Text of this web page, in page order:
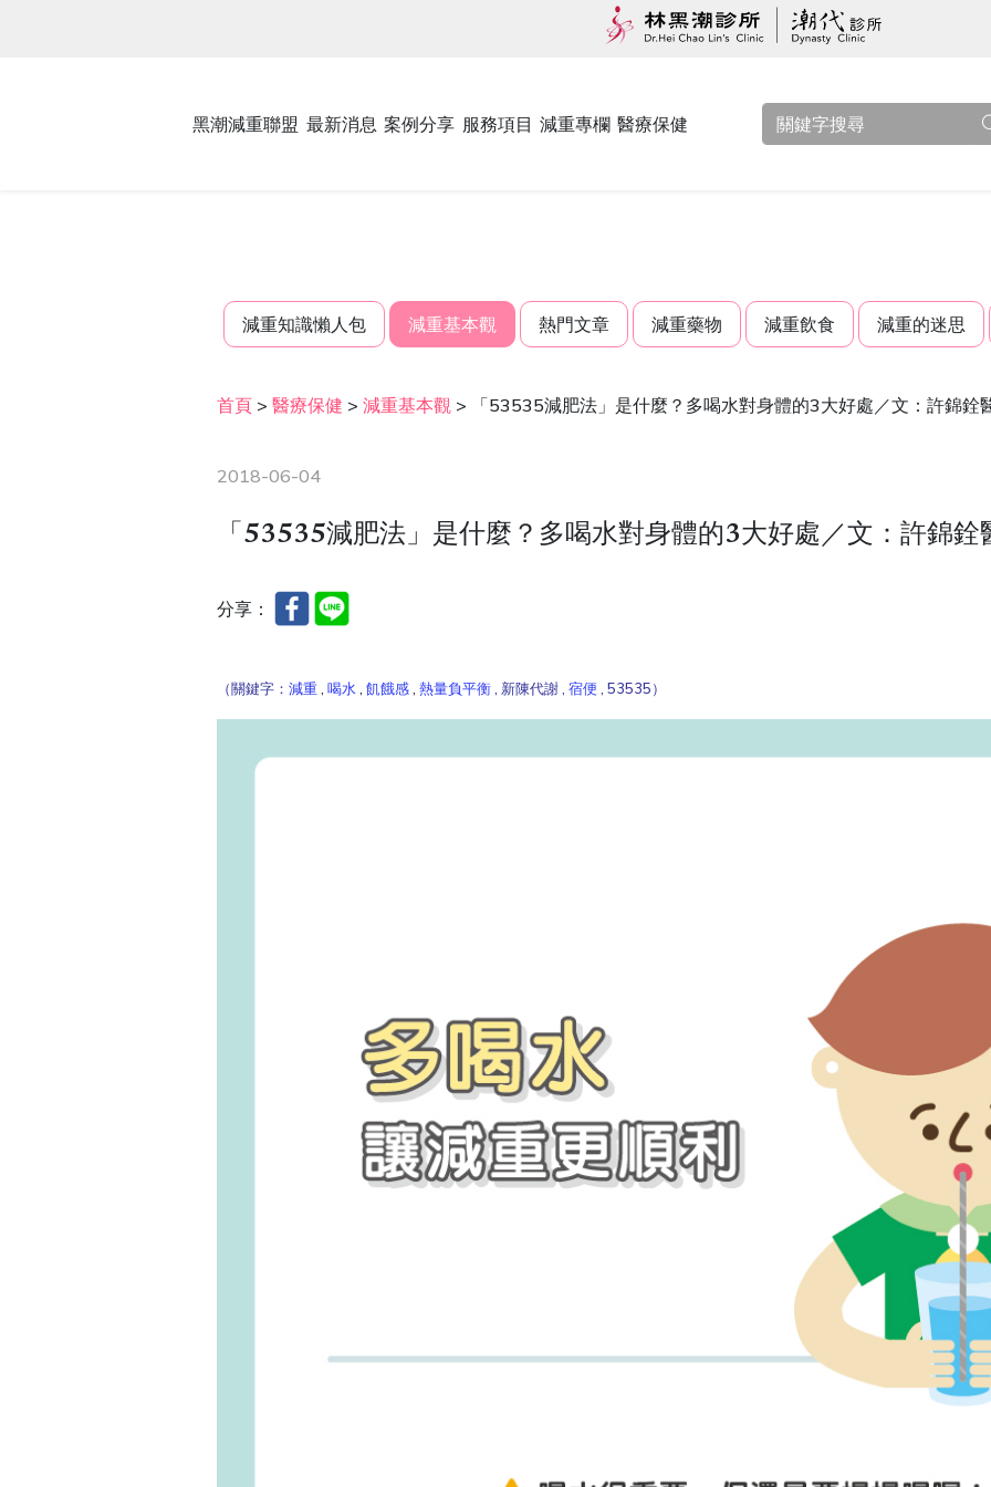
黑潮減重聯盟 最新消息 案例分享 服務項目 減重專欄 醫療保健
減重知識懶人包 減重基本觀 熱門文章 減重藥物 減重飲食 減重的迷思
首頁 >醫療保健 >減重基本觀 > 「53535減肥法」是什麼？多喝水對身體的3大好處／文：許錦銓
2018-06-04
「53535減肥法」是什麼？多喝水對身體的3大好處／文：許錦銓
分享：
（關鍵字：減重 ,喝水 ,飢餓感 ,熱量負平衡 , 新陳代謝 ,宿便 , 53535）